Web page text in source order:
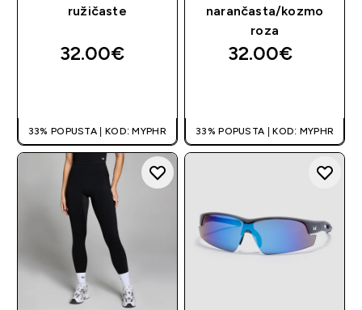
ružičaste
32.00€‎
33% POPUSTA | KOD: MYPHR
narančasta/kozmo
roza
32.00€‎
33% POPUSTA | KOD: MYPHR